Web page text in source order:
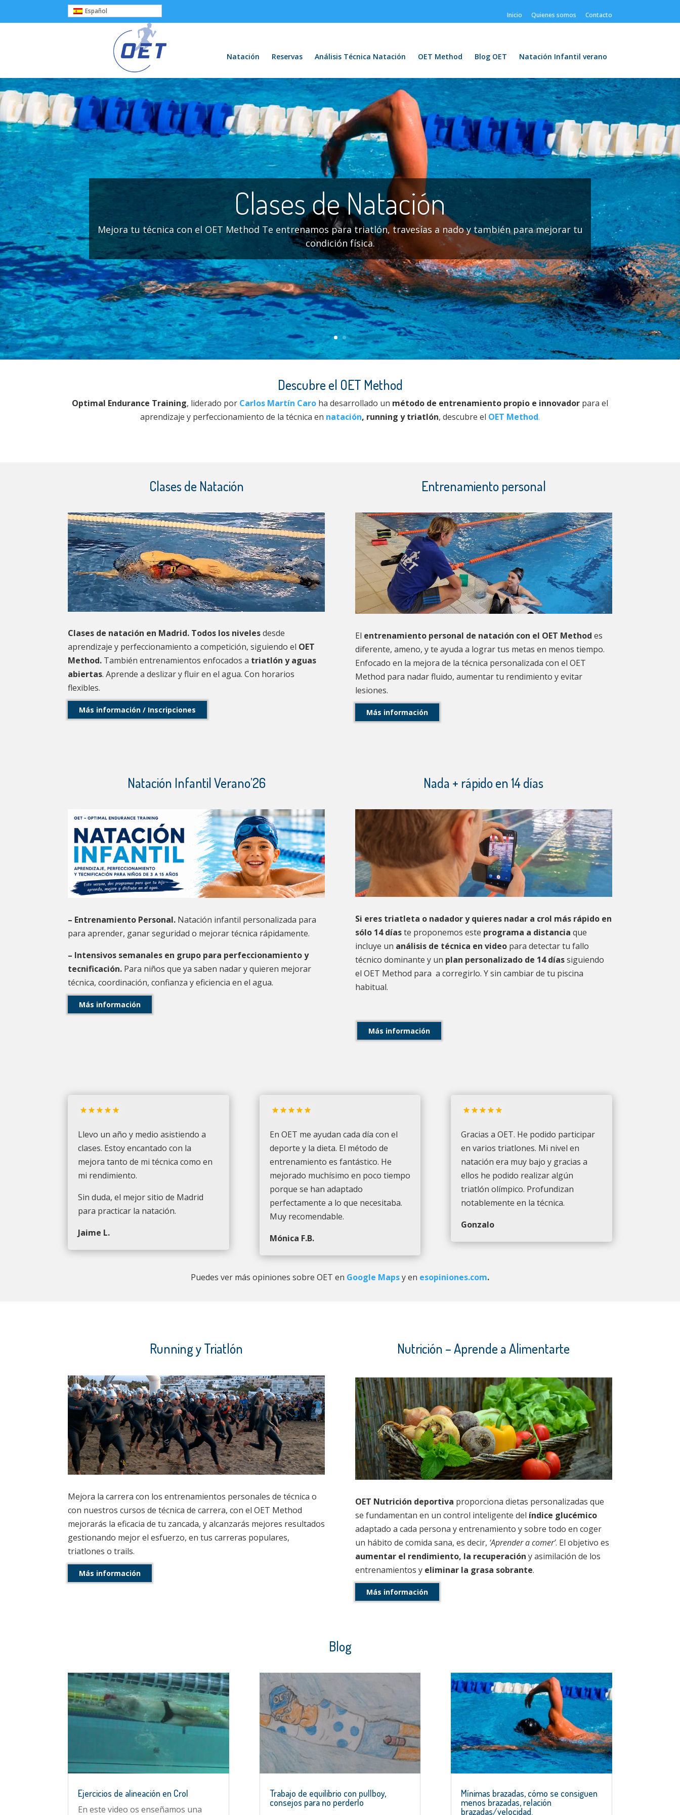
Español Inicio Quienes somos Contacto
Natación Reservas Análisis Técnica Natación OET Method Blog OET Natación Infantil verano
Clases de Natación
Mejora tu técnica con el OET Method Te entrenamos para triatlón, travesías a nado y también para mejorar tu
condición física.
Descubre el OET Method
Optimal Endurance Training, liderado por Carlos Martín Caro ha desarrollado un método de entrenamiento propio e innovador para el
aprendizaje y perfeccionamiento de la técnica en natación, running y triatlón, descubre el OET Method.
Clases de Natación
Clases de natación en Madrid. Todos los nivelesdesde
aprendizaje y perfeccionamiento a competición, siguiendo el OET
Method. También entrenamientos enfocados a triatlón y aguas
abiertas. Aprende a deslizar y fluir en el agua. Con horarios
flexibles.
Más información / Inscripciones
Entrenamiento personal
El entrenamiento personal de natación con el OET Method es
diferente, ameno, y te ayuda a lograr tus metas en menos tiempo.
Enfocado en la mejora de la técnica personalizada con el OET
Method para nadar fluido, aumentar tu rendimiento y evitar
lesiones.
Más información
Natación Infantil Verano’26
– Entrenamiento Personal. Natación infantil personalizada para
para aprender, ganar seguridad o mejorar técnica rápidamente.
– Intensivos semanales en grupo para perfeccionamiento y
tecnificación. Para niños que ya saben nadar y quieren mejorar
técnica, coordinación, confianza y eficiencia en el agua.
Más información
Nada + rápido en 14 días
Si eres triatleta o nadador y quieres nadar a crol más rápido en
sólo 14 díaste proponemos este programa a distancia que
incluye un análisis de técnica en videopara detectar tu fallo
técnico dominante y un plan personalizado de 14 díassiguiendo
el OET Method para a corregirlo. Y sin cambiar de tu piscina
habitual.
Más información
Llevo un año y medio asistiendo a
clases. Estoy encantado con la
mejora tanto de mi técnica como en
mi rendimiento.
Sin duda, el mejor sitio de Madrid
para practicar la natación.
Jaime L.
En OET me ayudan cada día con el
deporte y la dieta. El método de
entrenamiento es fantástico. He
mejorado muchísimo en poco tiempo
porque se han adaptado
perfectamente a lo que necesitaba.
Muy recomendable.
Mónica F.B.
Gracias a OET. He podido participar
en varios triatlones. Mi nivel en
natación era muy bajo y gracias a
ellos he podido realizar algún
triatlón olímpico. Profundizan
notablemente en la técnica.
Gonzalo
Puedes ver más opiniones sobre OET en Google Mapsy en esopiniones.com.
Running y Triatlón
Mejora la carrera con los entrenamientos personales de técnica o
con nuestros cursos de técnica de carrera, con el OET Method
mejorarás la eficacia de tu zancada, y alcanzarás mejores resultados
gestionando mejor el esfuerzo, en tus carreras populares,
triatlones o trails.
Más información
Nutrición – Aprende a Alimentarte
OET Nutrición deportiva proporciona dietas personalizadas que
se fundamentan en un control inteligente del índice glucémico
adaptado a cada persona y entrenamiento y sobre todo en coger
un hábito de comida sana, es decir, ‘Aprender a comer’. El objetivo es
aumentar el rendimiento, la recuperación y asimilación de los
entrenamientos y eliminar la grasa sobrante.
Más información
Blog
Ejercicios de alineación en Crol
En este video os enseñamos una
Trabajo de equilibrio con pullboy,
consejos para no perderlo
Mínimas brazadas, cómo se consiguen
menos brazadas, relación
brazadas/velocidad.